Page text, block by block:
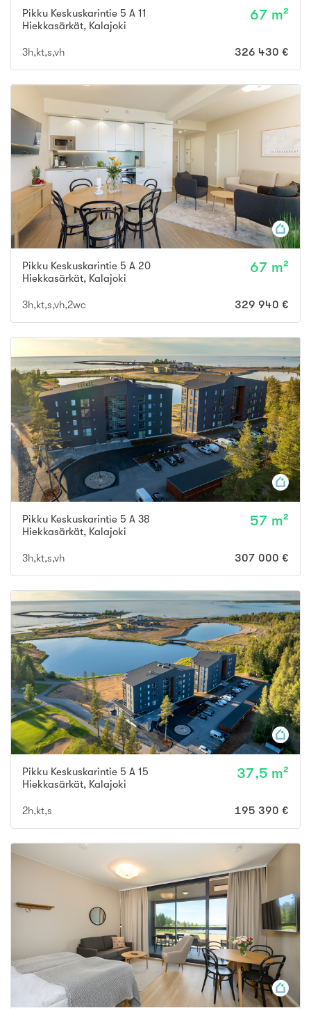
Pikku Keskuskarintie 5 A 11
Hiekkasärkät, Kalajoki
67 m²
3h,kt,s,vh 326 430 €
Pikku Keskuskarintie 5 A 20
Hiekkasärkät, Kalajoki
67 m²
3h,kt,s,vh,2wc 329 940 €
Pikku Keskuskarintie 5 A 38
Hiekkasärkät, Kalajoki
57 m²
3h,kt,s,vh 307 000 €
Pikku Keskuskarintie 5 A 15
Hiekkasärkät, Kalajoki
37,5 m²
2h,kt,s 195 390 €